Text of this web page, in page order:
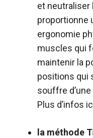
et neutraliser
proportionne
ergonomie
muscles qui
maintenir la
positions qui
souffre
Plus d’infos
la méthode